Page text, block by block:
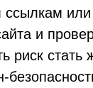
ссылкам
и
риск стать